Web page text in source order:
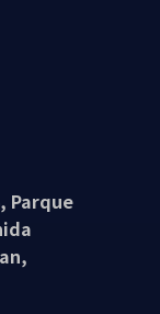
Parque